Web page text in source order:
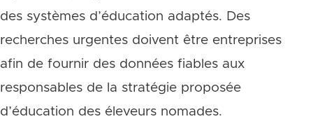
des systèmes d’éducation adaptés. Des
recherches urgentes doivent être entreprises
afin de fournir des données fiables aux
responsables de la stratégie proposée
d’éducation des éleveurs nomades.